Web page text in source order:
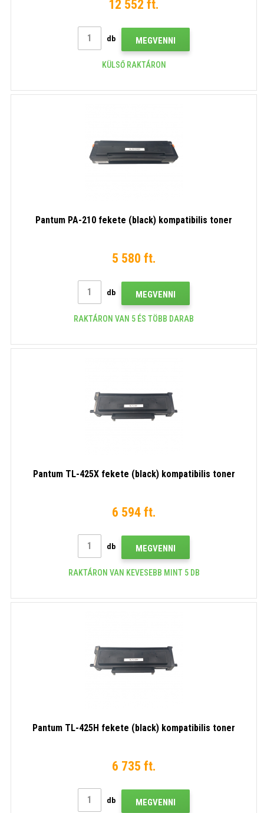
12 552 ft.
db MEGVENNI
KÜLSŐ RAKTÁRON
Pantum PA-210 fekete (black) kompatibilis toner
5 580 ft.
db MEGVENNI
RAKTÁRON VAN 5 ÉS TÖBB DARAB
Pantum TL-425X fekete (black) kompatibilis toner
6 594 ft.
db MEGVENNI
RAKTÁRON VAN KEVESEBB MINT 5 DB
Pantum TL-425H fekete (black) kompatibilis toner
6 735 ft.
db MEGVENNI